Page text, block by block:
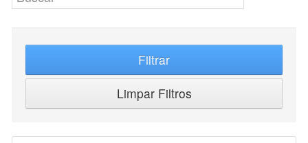
Filtrar
Limpar Filtros